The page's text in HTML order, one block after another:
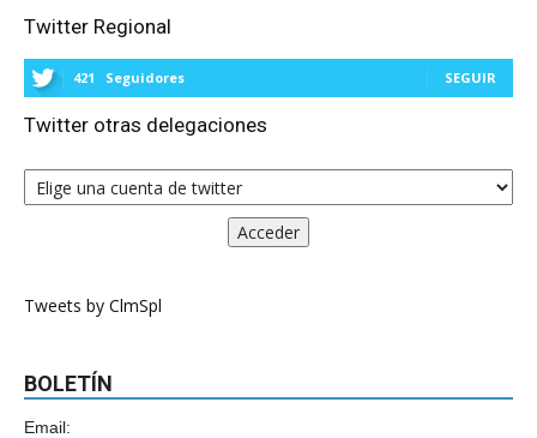
Twitter Regional
421 Seguidores SEGUIR
Twitter otras delegaciones
Tweets by ClmSpl
BOLETÍN
Email: